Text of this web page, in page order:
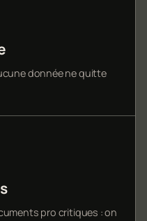
donnée ne quitte
pro critiques : on